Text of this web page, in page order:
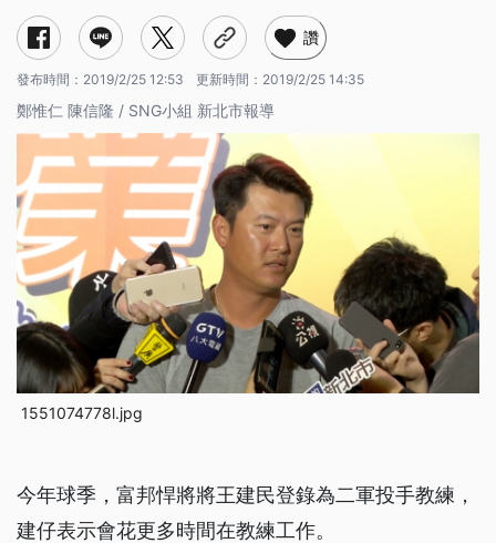
讚
發布時間： 2019/2/25 12:53 更新時間： 2019/2/25 14:35
鄭惟仁 陳信隆 / SNG小組 新北市報導
1551074778l.jpg
今年球季，富邦悍將將王建民登錄為二軍投手教練，
建仔表示會花更多時間在教練工作。